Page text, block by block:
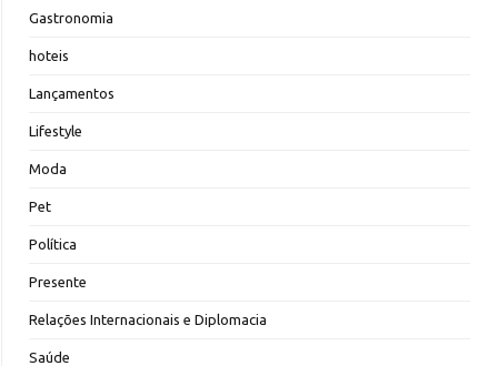
Gastronomia
hoteis
Lançamentos
Lifestyle
Moda
Pet
Política
Presente
Relações Internacionais e Diplomacia
Saúde